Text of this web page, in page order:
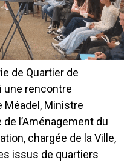
de Quartier de
une rencontre
Ministre
l’Aménagement du
chargée de la Ville,
issus de quartiers